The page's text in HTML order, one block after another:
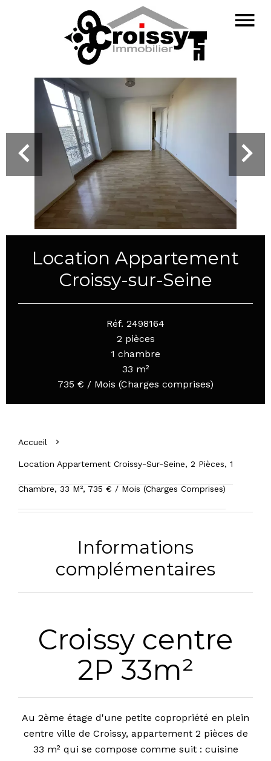
Location Appartement
Croissy-sur-Seine
Réf. 2498164
2 pièces
1 chambre
33 m²
735 € / Mois (Charges comprises)
Accueil
Location Appartement Croissy-Sur-Seine, 2 Pièces, 1
Chambre, 33 M², 735 € / Mois (Charges Comprises)
Informations
complémentaires
Croissy centre
2P 33m²
Au 2ème étage d'une petite copropriété en plein
centre ville de Croissy, appartement 2 pièces de
33 m² qui se compose comme suit : cuisine